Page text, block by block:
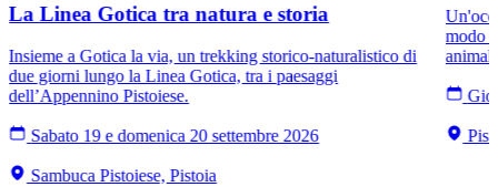
La Linea Gotica tra natura e storia
Insieme a Gotica la via, un trekking storico-naturalistico di
due giorni lungo la Linea Gotica, tra i paesaggi
dell’Appennino Pistoiese.
Sabato 19 e domenica 20 settembre 2026
Sambuca Pistoiese, Pistoia
modo